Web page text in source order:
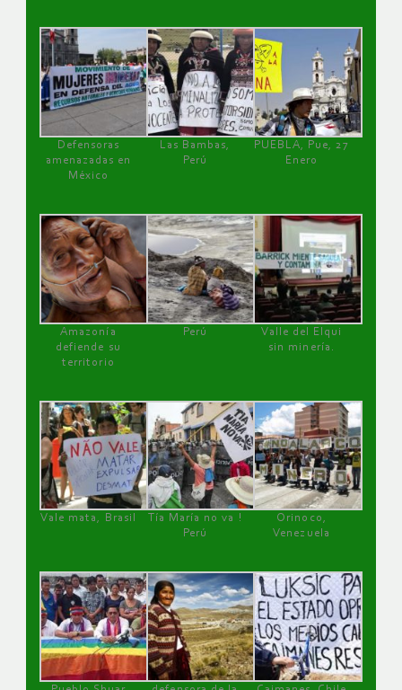
Defensoras
amenazadas en
México
Las Bambas,
Perú
PUEBLA, Pue, 27
Enero
Amazonía
defiende su
territorio
Perú
Valle del Elqui
sin minería.
Vale mata, Brasil
Tía María no va !
Perú
Orinoco,
Venezuela